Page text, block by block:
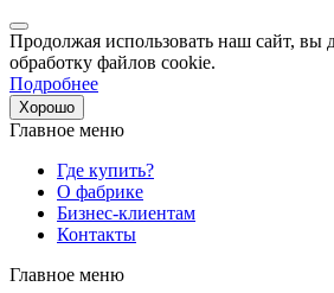
Продолжая использовать наш сайт, вы
обработку файлов cookie.
Подробнее
Хорошо
Главное меню
Где купить?
О фабрике
Бизнес-клиентам
Контакты
Главное меню